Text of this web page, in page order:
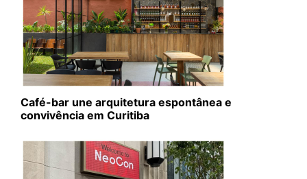
Café-bar une arquitetura espontânea e
convivência em Curitiba